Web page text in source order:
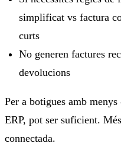
simplificat vs factura
curts
No generen factures
devolucions
Per a botigues amb
ERP, pot ser suficient.
connectada.